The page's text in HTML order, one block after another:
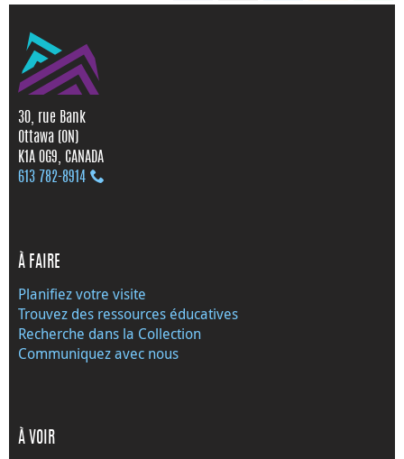
30, rue Bank
Ottawa (ON)
K1A 0G9, CANADA
613 782‑8914
À FAIRE
Planifiez votre visite
Trouvez des ressources éducatives
Recherche dans la Collection
Communiquez avec nous
À VOIR